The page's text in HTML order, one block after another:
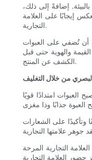
إضافةً إلى ذلك،
إيجابًا على العلامة
التجارية.
أن تُضفي على العبوات
والهوية حتى قبل
الكشف عن المنتج.
من خلال التغليف
العبوات امتدادًا قويًا
وتأكيدًا على الشعارات
التجارية المرحة